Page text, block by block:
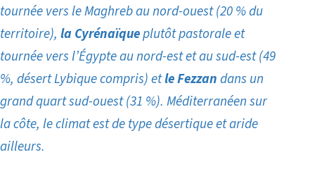
tournée vers le Maghreb au nord-ouest(20 % du
territoire), la Cyrénaïqueplutôt pastorale et
tournée vers l’Égypte au nord-est et au sud-est (49
%, désert Lybique compris) etle Fezzandans un
grand quart sud-ouest (31 %). Méditerranéen sur
la côte, le climat est de type désertique et aride
ailleurs.